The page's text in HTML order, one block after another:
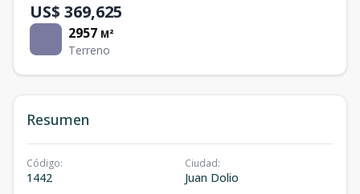
US$ 369,625
2957 M²
Terreno
Resumen
Código:
1442
Ciudad:
Juan Dolio